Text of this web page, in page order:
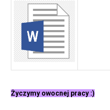
Życzymy owocnej pracy :)